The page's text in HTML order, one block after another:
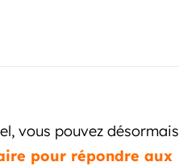
vous pouvez désormais
pour répondre aux